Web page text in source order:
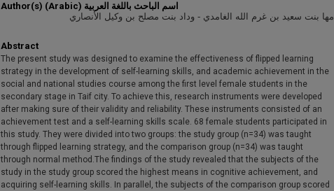
Author(s) (Arabic) اسم الباحث باللغة العربية
مها بنت سعيد بن غرم الله الغامدي - وداد بنت مصلح بن وكيل الأنصاري
Abstract
The present study was designed to examine the effectiveness of flipped learning
strategy in the development of self-learning skills, and academic achievement in the
social and national studies course among the first level female students in the
secondary stage in Taif city. To achieve this, research instruments were developed
after making sure of their validity and reliability. These instruments consisted of an
achievement test and a self-learning skills scale. 68 female students participated in
this study. They were divided into two groups: the study group (n=34) was taught
through flipped learning strategy, and the comparison group (n=34) was taught
through normal method.The findings of the study revealed that the subjects of the
study in the study group scored the highest means in cognitive achievement, and
acquiring self-learning skills. In parallel, the subjects of the comparison group scored